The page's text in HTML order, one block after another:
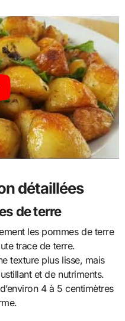
détaillées
de terre
les pommes de terre
trace de terre.
texture plus lisse, mais
et de nutriments.
4 à 5 centimètres